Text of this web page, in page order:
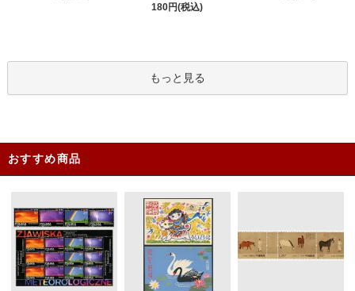
180円(税込)
もっと見る
おすすめ商品